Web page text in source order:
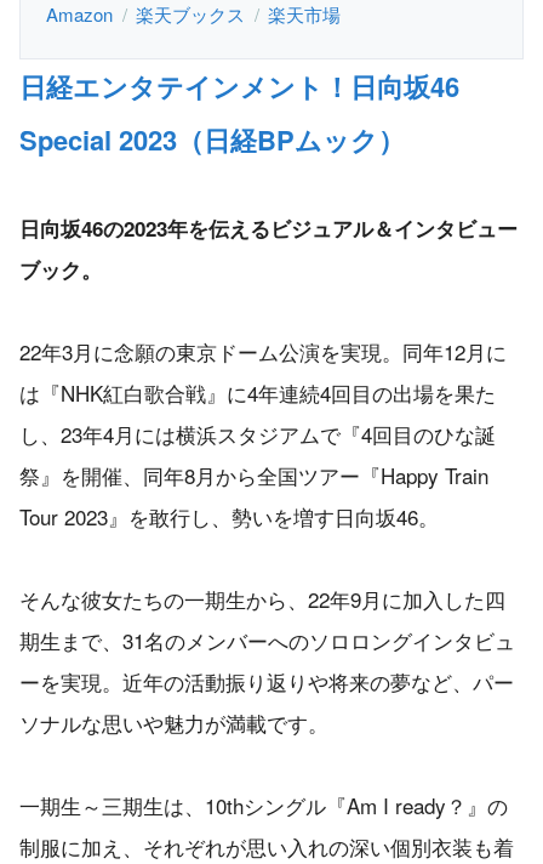
Amazon
楽天ブックス 楽天市場
日経エンタテインメント！日向坂46
Special 2023（日経BPムック）
日向坂46の2023年を伝えるビジュアル＆インタビュー
ブック。
22年3月に念願の東京ドーム公演を実現。同年12月に
は『NHK紅白歌合戦』に4年連続4回目の出場を果た
し、23年4月には横浜スタジアムで『4回目のひな誕
祭』を開催、同年8月から全国ツアー『Happy Train
Tour 2023』を敢行し、勢いを増す日向坂46。
そんな彼女たちの一期生から、22年9月に加入した四
期生まで、31名のメンバーへのソロロングインタビュ
ーを実現。近年の活動振り返りや将来の夢など、パー
ソナルな思いや魅力が満載です。
一期生～三期生は、10thシングル『Am I ready？』の
制服に加え、それぞれが思い入れの深い個別衣装も着